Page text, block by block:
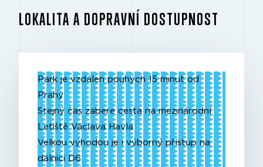
LOKALITA A DOPRAVNÍ DOSTUPNOST
Park je vzdálen pouhých 15 minut od
Prahy
Stejný čas zabere cesta na mezinárodní
Letiště Václava Havla
Velkou výhodou je i výborný přístup na
dálnici D6